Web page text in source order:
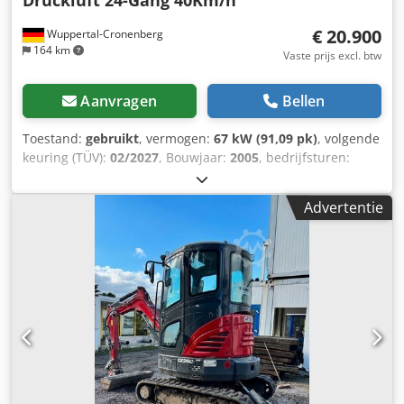
Wuppertal-Cronenberg
164 km
€ 20.900
Vaste prijs excl. btw
Aanvragen Bellen
Toestand: gebruikt, vermogen: 67 kW (91,09 pk), volgende
keuring (TÜV): 02/2027, Bouwjaar: 2005, bedrijfsturen:
airconditioning, cabine,
vierwielaandrijving, Duitse trekker, tot voor kort in gebruik.
2e eigenaar, beide keren in handen van een
overheidsparkbeheer van 2005 tot 2017 en van 2017 tot
2026. Vierwielaandrijving. 4-cilinder turbodieselmotor met
4485 cc en 91 pk. Ruime 24-versnellings Hi-LO-transmissie,
4 versnellingen in 3 groepen, 2 powershift-trappen en
omkeerbare powershift-transmissie. 40 km/u. Dcsdey Ean
Sspfx Am Hek Luchtreminstallatie. Comfortcabine met
luchtgeveerde bestuurdersstoel en airconditioning.
Achteraftakas met 3 toerentallen (540/750/1000 tpm).
Hefinrichting CAT II met snelkoppelingen en extra
Advertentie